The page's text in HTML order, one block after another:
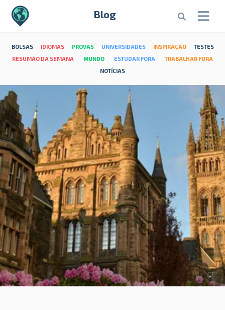
Blog
BOLSAS IDIOMAS PROVAS UNIVERSIDADES INSPIRAÇÃO
TESTES
RESUMÃO DA SEMANA
MUNDO ESTUDAR FORA
TRABALHAR FORA
NOTÍCIAS